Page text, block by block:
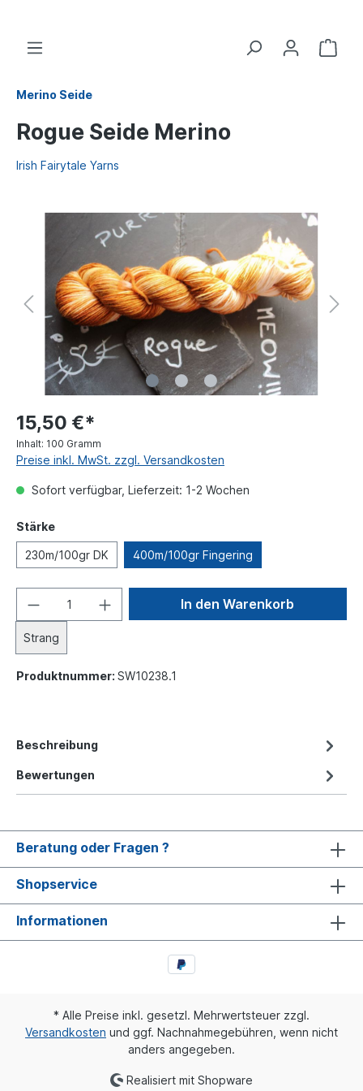
Merino Seide
Rogue Seide Merino
Irish Fairytale Yarns
15,50 €*
Inhalt: 100 Gramm
Preise inkl. MwSt. zzgl. Versandkosten
Sofort verfügbar, Lieferzeit: 1-2 Wochen
Stärke
230m/100gr DK 400m/100gr Fingering
Strang
In den Warenkorb
Produktnummer: SW10238.1
Beschreibung
Bewertungen
Beratung oder Fragen ?
Shopservice
Informationen
* Alle Preise inkl. gesetzl. Mehrwertsteuer zzgl.
Versandkosten und ggf. Nachnahmegebühren, wenn nicht
anders angegeben.
Realisiert mit Shopware